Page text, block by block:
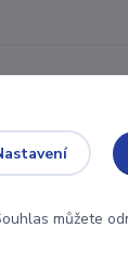
můžete